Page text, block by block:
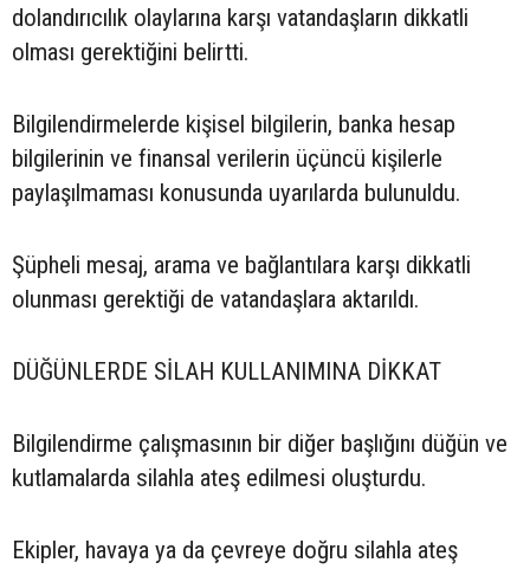
dolandırıcılık olaylarına karşı vatandaşların dikkatli
olması gerektiğini belirtti.
Bilgilendirmelerde kişisel bilgilerin, banka hesap
bilgilerinin ve finansal verilerin üçüncü kişilerle
paylaşılmaması konusunda uyarılarda bulunuldu.
Şüpheli mesaj, arama ve bağlantılara karşı dikkatli
olunması gerektiği de vatandaşlara aktarıldı.
DÜĞÜNLERDE SİLAH KULLANIMINA DİKKAT
Bilgilendirme çalışmasının bir diğer başlığını düğün ve
kutlamalarda silahla ateş edilmesi oluşturdu.
Ekipler, havaya ya da çevreye doğru silahla ateş